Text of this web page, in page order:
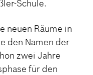
Schule.
neuen Räume in
den Namen der
zwei Jahre
für den